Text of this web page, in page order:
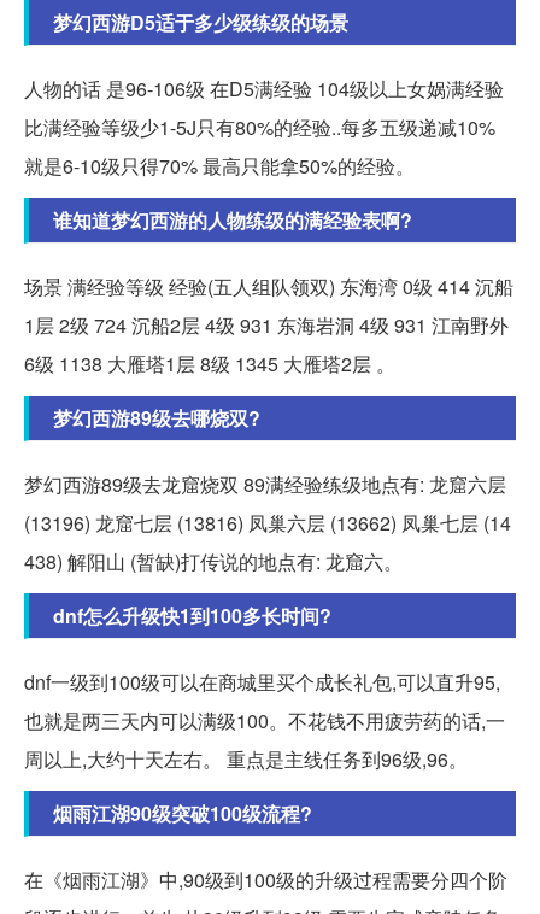
梦幻西游D5适于多少级练级的场景
人物的话 是96-106级 在D5满经验 104级以上女娲满经验
比满经验等级少1-5J只有80%的经验..每多五级递减10%
就是6-10级只得70% 最高只能拿50%的经验。
谁知道梦幻西游的人物练级的满经验表啊?
场景 满经验等级 经验(五人组队领双) 东海湾 0级 414 沉船
1层 2级 724 沉船2层 4级 931 东海岩洞 4级 931 江南野外
6级 1138 大雁塔1层 8级 1345 大雁塔2层 。
梦幻西游89级去哪烧双?
梦幻西游89级去龙窟烧双 89满经验练级地点有: 龙窟六层
(13196) 龙窟七层 (13816) 凤巢六层 (13662) 凤巢七层 (14
438) 解阳山 (暂缺)打传说的地点有: 龙窟六。
dnf怎么升级快1到100多长时间?
dnf一级到100级可以在商城里买个成长礼包,可以直升95,
也就是两三天内可以满级100。不花钱不用疲劳药的话,一
周以上,大约十天左右。 重点是主线任务到96级,96。
烟雨江湖90级突破100级流程?
在《烟雨江湖》中,90级到100级的升级过程需要分四个阶